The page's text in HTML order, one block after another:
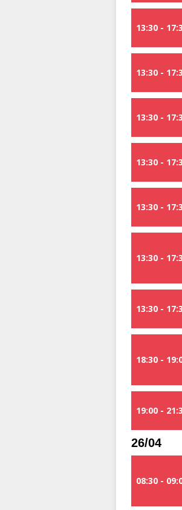
13:30 -
13:30 -
13:30 -
13:30 -
13:30 -
13:30 -
13:30 -
18:30 -
19:00 -
26/04
08:30 -